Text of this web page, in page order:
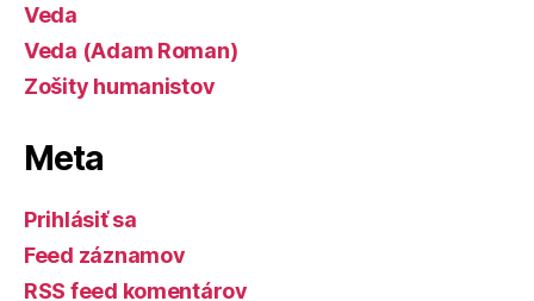
Veda
Veda (Adam Roman)
Zošity humanistov
Meta
Prihlásiť sa
Feed záznamov
RSS feed komentárov